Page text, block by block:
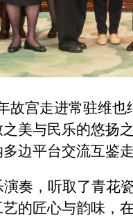
故宫走进常驻维
美与民乐的悠扬
边平台交流互鉴走
奏，听取了青花
的匠心与韵味，